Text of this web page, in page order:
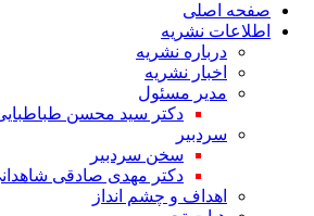
صفحه اصلی
اطلاعات نشریه
درباره نشریه
اخبار نشریه
مدیر مسئول
دکتر سید محسن طباطبایی
سردبیر
سخن سردبیر
دکتر مهدی صادقی شاهدانی
اهداف و چشم انداز